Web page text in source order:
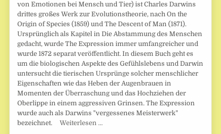
von Emotionen bei Mensch und Tier) ist Charles Darwins
drittes großes Werk zur Evolutionstheorie, nach On the
Origin of Species (1859) und The Descent of Man (1871).
Ursprünglich als Kapitel in Die Abstammung des Menschen
gedacht, wurde The Expression immer umfangreicher und
wurde 1872 separat veröffentlicht. In diesem Buch geht es
um die biologischen Aspekte des Gefühlslebens und Darwin
untersucht die tierischen Ursprünge solcher menschlicher
Eigenschaften wie das Heben der Augenbrauen in
Momenten der Überraschung und das Hochziehen der
Oberlippe in einem aggressiven Grinsen. The Expression
wurde auch als Darwins "vergessenes Meisterwerk"
bezeichnet.Weiterlesen …